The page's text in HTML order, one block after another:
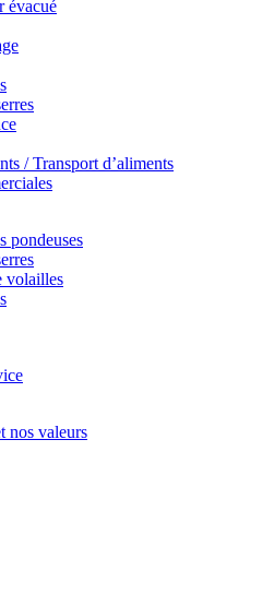
évacué
/ Transport d’aliments
pondeuses
volailles
nos valeurs